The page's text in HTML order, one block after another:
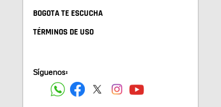
BOGOTA TE ESCUCHA
TÉRMINOS DE USO
Síguenos: